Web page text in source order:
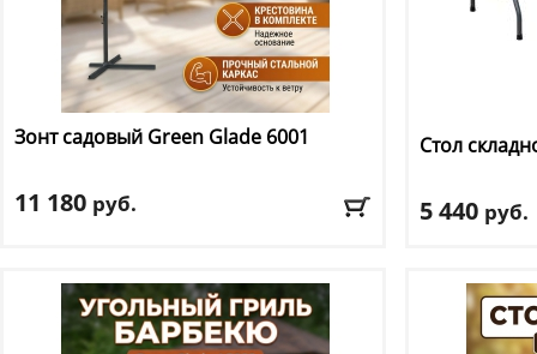
Зонт садовый Green Glade 6001
11 180 руб.
: бежевый
Доставка: БЕСПЛАТНО, 2-3 дня
Стол
5 440 руб.
Ширина: 75
Высота : 72 см
: белый